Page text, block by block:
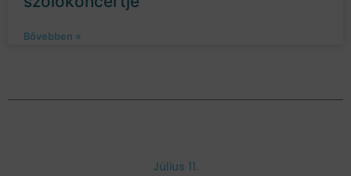
Bővebben »
Július 11.